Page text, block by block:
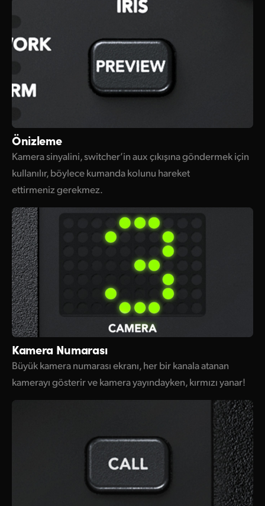
Önizleme
Kamera sinyalini, switcher’in aux çıkışına göndermek için
kullanılır, böylece kumanda kolunu hareket
ettirmeniz gerekmez.
Kamera Numarası
Büyük kamera numarası ekranı, her bir kanala atanan
kamerayı gösterir ve kamera yayındayken, kırmızı yanar!